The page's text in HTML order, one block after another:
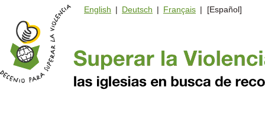
English | Deutsch | Français | [Español]